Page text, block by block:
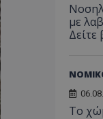
με
Δείτε
Το